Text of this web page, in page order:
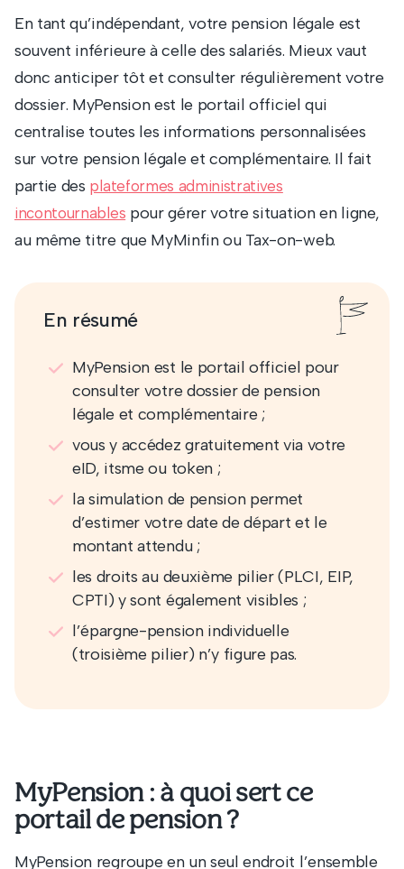
En tant qu’indépendant, votre pension légale est
souvent inférieure à celle des salariés. Mieux vaut
donc anticiper tôt et consulter régulièrement votre
dossier. MyPension est le portail officiel qui
centralise toutes les informations personnalisées
sur votre pension légale et complémentaire. Il fait
partie des plateformes administratives
incontournables pour gérer votre situation en ligne,
au même titre que MyMinfin ou Tax-on-web.
En résumé
MyPension est le portail officiel pour
consulter votre dossier de pension
légale et complémentaire ;
vous y accédez gratuitement via votre
eID, itsme ou token ;
la simulation de pension permet
d’estimer votre date de départ et le
montant attendu ;
les droits au deuxième pilier (PLCI, EIP,
CPTI) y sont également visibles ;
l’épargne-pension individuelle
(troisième pilier) n’y figure pas.
MyPension : à quoi sert ce
portail de pension ?
MyPension regroupe en un seul endroit l’ensemble